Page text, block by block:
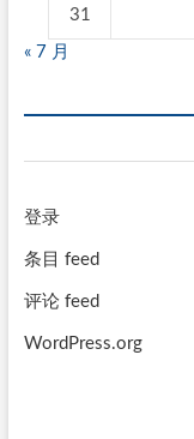
31
« 7 月
登录
条目 feed
评论 feed
WordPress.org